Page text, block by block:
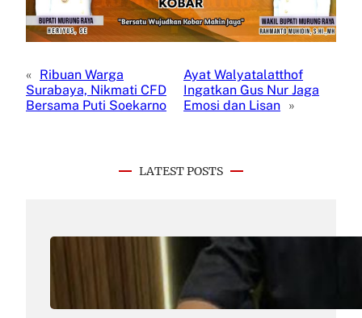
« Ribuan Warga
Surabaya, Nikmati CFD
Bersama Puti Soekarno
Ayat Walyatalatthof
Ingatkan Gus Nur Jaga
Emosi dan Lisan »
LATEST POSTS